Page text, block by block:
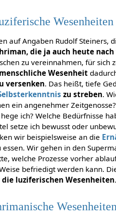
auf Angaben Rudolf Steiners,
die ja auch heute
zu vereinnahmen, für sich
Wesenheit
versenken. Das heißt, tiefe
zu streben.
ein angenehmer
ich? Welche Bedürfnisse
setze ich bewusst oder
wir beispielsweise an die
essen. Wir gehen in den
welche Prozesse vorher
befriedigt werden kann.
luziferischen Wesenheiten.